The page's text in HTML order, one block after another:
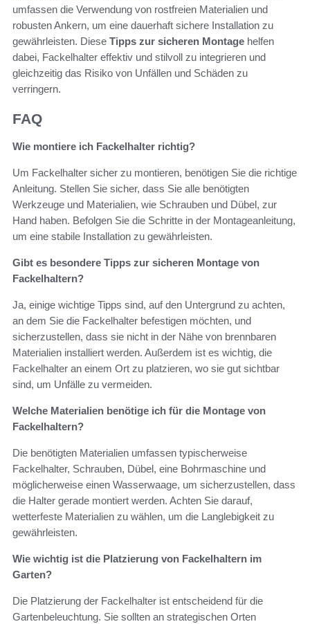
umfassen die Verwendung von rostfreien Materialien und
robusten Ankern, um eine dauerhaft sichere Installation zu
gewährleisten. Diese Tipps zur sicheren Montage helfen
dabei, Fackelhalter effektiv und stilvoll zu integrieren und
gleichzeitig das Risiko von Unfällen und Schäden zu
verringern.
FAQ
Wie montiere ich Fackelhalter richtig?
Um Fackelhalter sicher zu montieren, benötigen Sie die richtige
Anleitung. Stellen Sie sicher, dass Sie alle benötigten
Werkzeuge und Materialien, wie Schrauben und Dübel, zur
Hand haben. Befolgen Sie die Schritte in der Montageanleitung,
um eine stabile Installation zu gewährleisten.
Gibt es besondere Tipps zur sicheren Montage von
Fackelhaltern?
Ja, einige wichtige Tipps sind, auf den Untergrund zu achten,
an dem Sie die Fackelhalter befestigen möchten, und
sicherzustellen, dass sie nicht in der Nähe von brennbaren
Materialien installiert werden. Außerdem ist es wichtig, die
Fackelhalter an einem Ort zu platzieren, wo sie gut sichtbar
sind, um Unfälle zu vermeiden.
Welche Materialien benötige ich für die Montage von
Fackelhaltern?
Die benötigten Materialien umfassen typischerweise
Fackelhalter, Schrauben, Dübel, eine Bohrmaschine und
möglicherweise einen Wasserwaage, um sicherzustellen, dass
die Halter gerade montiert werden. Achten Sie darauf,
wetterfeste Materialien zu wählen, um die Langlebigkeit zu
gewährleisten.
Wie wichtig ist die Platzierung von Fackelhaltern im
Garten?
Die Platzierung der Fackelhalter ist entscheidend für die
Gartenbeleuchtung. Sie sollten an strategischen Orten